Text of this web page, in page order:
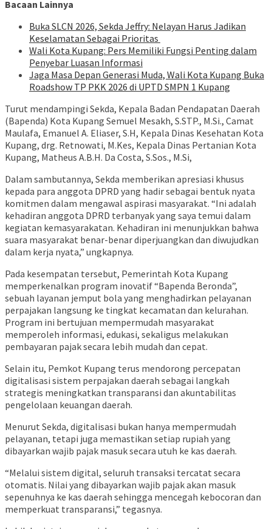
Bacaan Lainnya
Buka SLCN 2026, Sekda Jeffry: Nelayan Harus Jadikan
Keselamatan Sebagai Prioritas
Wali Kota Kupang: Pers Memiliki Fungsi Penting dalam
Penyebar Luasan Informasi
Jaga Masa Depan Generasi Muda, Wali Kota Kupang Buka
Roadshow TP PKK 2026 di UPTD SMPN 1 Kupang
Turut mendampingi Sekda, Kepala Badan Pendapatan Daerah
(Bapenda) Kota Kupang Semuel Mesakh, S.STP., M.Si., Camat
Maulafa, Emanuel A. Eliaser, S.H, Kepala Dinas Kesehatan Kota
Kupang, drg. Retnowati, M.Kes, Kepala Dinas Pertanian Kota
Kupang, Matheus A.B.H. Da Costa, S.Sos., M.Si,
Dalam sambutannya, Sekda memberikan apresiasi khusus
kepada para anggota DPRD yang hadir sebagai bentuk nyata
komitmen dalam mengawal aspirasi masyarakat. “Ini adalah
kehadiran anggota DPRD terbanyak yang saya temui dalam
kegiatan kemasyarakatan. Kehadiran ini menunjukkan bahwa
suara masyarakat benar-benar diperjuangkan dan diwujudkan
dalam kerja nyata,” ungkapnya.
Pada kesempatan tersebut, Pemerintah Kota Kupang
memperkenalkan program inovatif “Bapenda Beronda”,
sebuah layanan jemput bola yang menghadirkan pelayanan
perpajakan langsung ke tingkat kecamatan dan kelurahan.
Program ini bertujuan mempermudah masyarakat
memperoleh informasi, edukasi, sekaligus melakukan
pembayaran pajak secara lebih mudah dan cepat.
Selain itu, Pemkot Kupang terus mendorong percepatan
digitalisasi sistem perpajakan daerah sebagai langkah
strategis meningkatkan transparansi dan akuntabilitas
pengelolaan keuangan daerah.
Menurut Sekda, digitalisasi bukan hanya mempermudah
pelayanan, tetapi juga memastikan setiap rupiah yang
dibayarkan wajib pajak masuk secara utuh ke kas daerah.
“Melalui sistem digital, seluruh transaksi tercatat secara
otomatis. Nilai yang dibayarkan wajib pajak akan masuk
sepenuhnya ke kas daerah sehingga mencegah kebocoran dan
memperkuat transparansi,” tegasnya.